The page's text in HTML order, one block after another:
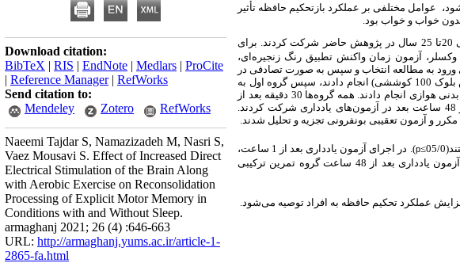
عوامل مختلفی بر عملکرد بازتحکیم حافظه تأثیر
خواب و خواب بود.
45 شرکت کننده جوان با دامنه سنی 20تا 25 سال در پژوهش حاضر شرکت کردند. برای
آزمون زمان واکنش تطبیق رنگ زنجیره‌ای،
ورود به مطالعه انتخاب و سپس به صورت تصادفیدر
سه گروه آزمایشی و کنترل گمارده شدند. آزمودنی‌ها تکلیف تطبیق رنگ زنجیره‌ای را در مرحله اکتساب(شش بلوک 100 کوششی) انجام دادند، سپس گروه اول به
مدت 30 دقیقه فعالیت بدنی هوازی، گروه دوم به مدت 15 دقیقه تحریک الکتریکی جمجمه و 15 دقیقه فعالیت بدنی هوازی انجام دادند. همه گروه‌ها 30 دقیقه بعد از
انجام مداخله تمرینی، تکلیف تطبیق رنگ زنجیره ای را در یک بلوک 100 کوششی فراخوانی و بعد از یک و 48 ساعت بعد در آزمون‌های یادداری شرکت کردند.
و آزمون تعقیبی بونفرونی تجزیه و تحلیل شدند.
(05/0
≥
p
)
.
در اجرای آزمون یادداری بعد از 1 ساعت،
در اجرای آزمون یادداری بعد از 48 ساعت گروه تمرین ترکیبی
عملکرد تحکیم حافظه به افراد توصیه می‌شود.
Download citation:
BibTeX | RIS | EndNote | Medlars | ProCite
| Reference Manager| RefWorks
Send citation to:
Mendeley
Zotero RefWorks
Naeemi Tajdar S, Namazizadeh M, Nasri S,
Vaez Mousavi S. Effect of Increased Direct
Electrical Stimulation of the Brain Along
with Aerobic Exercise on Reconsolidation
Processing of Explicit Motor Memory in
Conditions with and Without Sleep.
armaghanj 2021; 26 (4) :646-663
URL: http://armaghanj.yums.ac.ir/article-1-
2865-fa.html